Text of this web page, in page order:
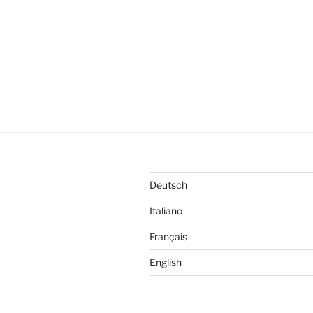
Deutsch
Italiano
Français
English